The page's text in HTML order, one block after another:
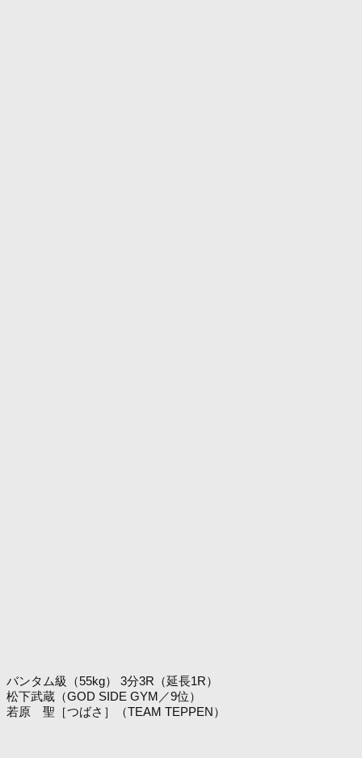
バンタム級（55kg） 3分3R（延長1R）
松下武蔵（GOD SIDE GYM／9位）
若原 聖［つばさ］（TEAM TEPPEN）